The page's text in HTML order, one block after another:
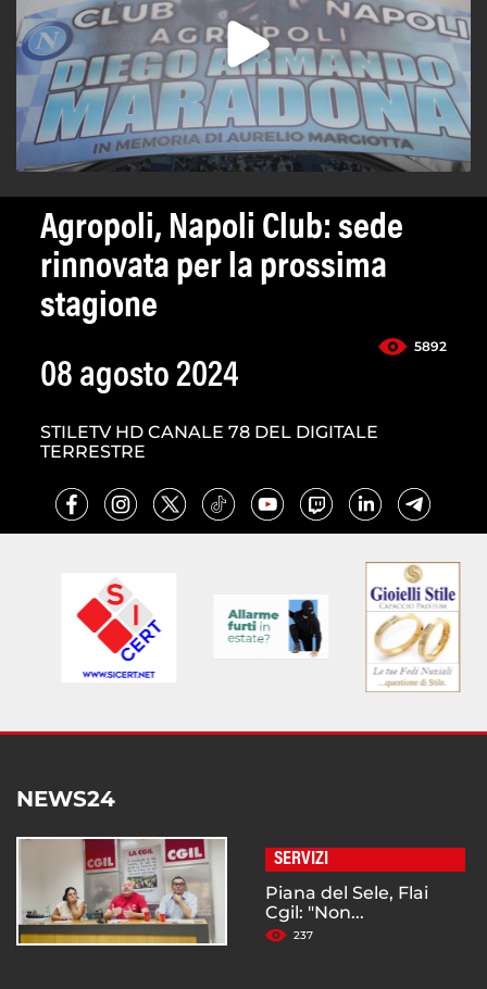
Agropoli, Napoli Club: sede
rinnovata per la prossima
stagione
5892
08 agosto 2024
STILETV HD CANALE 78 DEL DIGITALE
TERRESTRE
NEWS24
SERVIZI
Piana del Sele, Flai
Cgil: "Non...
237